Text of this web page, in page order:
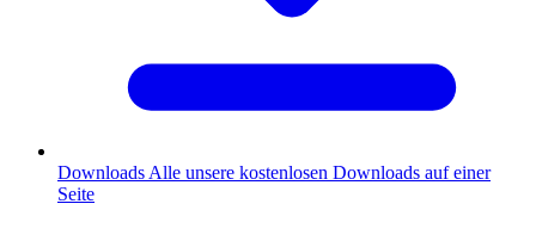
Downloads Alle unsere kostenlosen Downloads auf einer
Seite